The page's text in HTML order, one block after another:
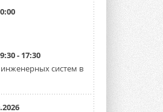
US Inc. ...
инверторов
Федеральная
США (FCC) обновила
перечень Covered ...
- 17:30
систем в